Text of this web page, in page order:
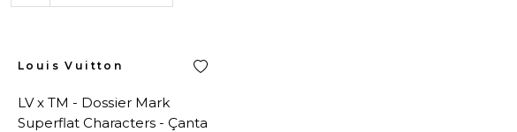
Louis Vuitton
LV x TM - Dossier Mark
Superflat Characters - Çanta